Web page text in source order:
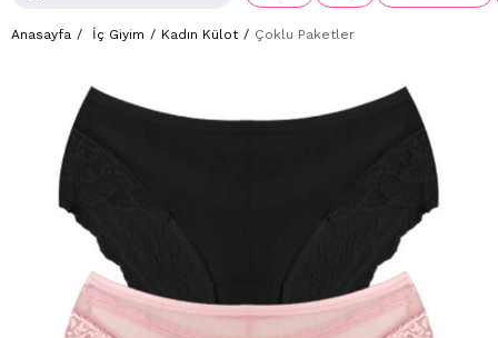
Anasayfa İç Giyim Kadın Külot Çoklu Paketler